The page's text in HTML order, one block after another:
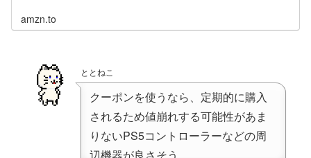
amzn.to
ととねこ
クーポンを使うなら、定期的に購入
されるため値崩れする可能性があま
りないPS5コントローラーなどの周
辺機器が良さそう。